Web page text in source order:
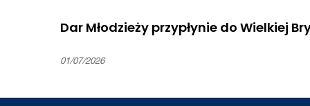
Dar Młodzieży przypłynie do Wielkiej
01/07/2026